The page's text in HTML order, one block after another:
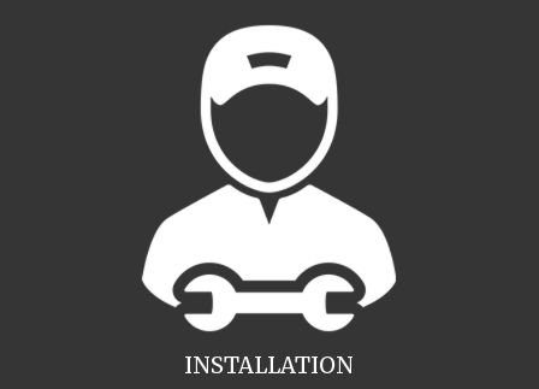
INSTALLATION